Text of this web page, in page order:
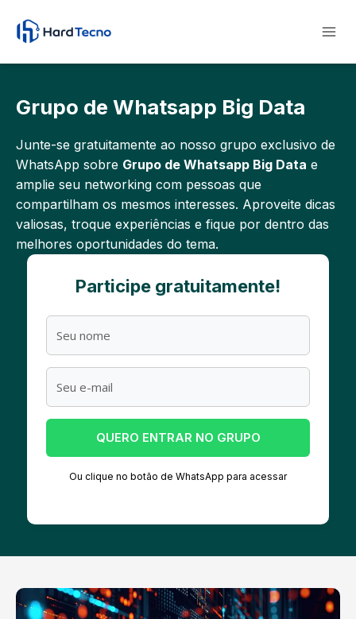
para
Conteúdo
Grupo de Whatsapp Big Data
Junte-se gratuitamente ao nosso grupo exclusivo de
WhatsApp sobre Grupo de Whatsapp Big Data e
amplie seu networking com pessoas que
compartilham os mesmos interesses. Aproveite dicas
valiosas, troque experiências e fique por dentro das
melhores oportunidades do tema.
Participe gratuitamente!
QUERO ENTRAR NO GRUPO
Ou clique no botão de WhatsApp para acessar